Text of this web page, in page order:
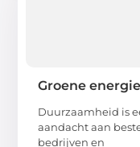
Groene
Duurzaamheid is
aandacht aan
bedrijven en